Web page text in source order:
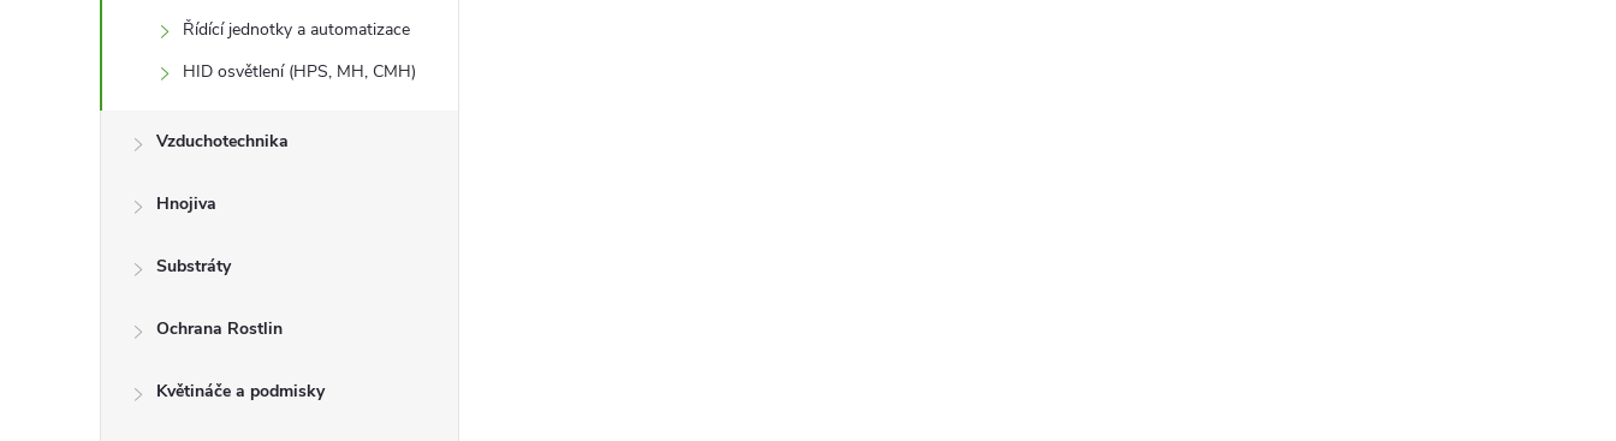
Řídící jednotky a automatizace
HID osvětlení (HPS, MH, CMH)
Vzduchotechnika
Hnojiva
Substráty
Ochrana Rostlin
Květináče a podmisky